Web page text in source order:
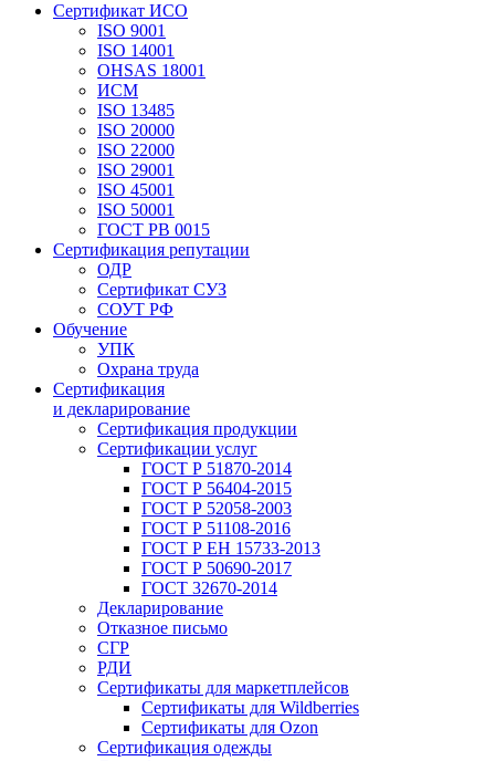
Сертификат ИСО
ISO 9001
ISO 14001
OHSAS 18001
ИСМ
ISO 13485
ISO 20000
ISO 22000
ISO 29001
ISO 45001
ISO 50001
ГОСТ РВ 0015
Сертификация репутации
ОДР
Сертификат СУЗ
СОУТ РФ
Обучение
УПК
Охрана труда
Сертификация
и декларирование
Сертификация продукции
Сертификации услуг
ГОСТ Р 51870-2014
ГОСТ Р 56404-2015
ГОСТ Р 52058-2003
ГОСТ Р 51108-2016
ГОСТ Р ЕН 15733-2013
ГОСТ Р 50690-2017
ГОСТ 32670-2014
Декларирование
Отказное письмо
СГР
РДИ
Сертификаты для маркетплейсов
Сертификаты для Wildberries
Сертификаты для Ozon
Сертификация одежды